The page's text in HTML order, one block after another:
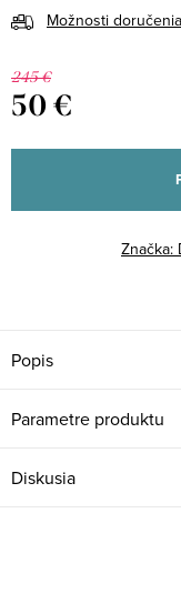
Možnosti doručenia
245 €
50 €
cena:
Značka:
Popis
Parametre produktu
Diskusia